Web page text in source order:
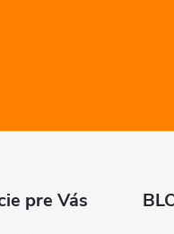
pre Vás